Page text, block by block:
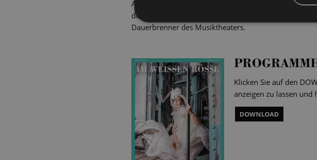
Als überschäumende Revue-Operette wurde das
der Musik von Ralph Benatzky bis Robert Stolz – hier
Dauerbrenner des Musiktheaters.
Klicken Sie auf den
anzeigen zu lassen
DOWNLOAD